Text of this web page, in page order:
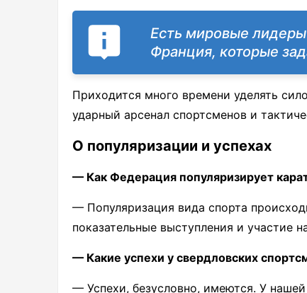
Есть мировые лидеры
Франция, которые
Приходится много времени уделять
ударный арсенал спортсменов и
О популяризации и успехах
— Как Федерация популяризирует
— Популяризация вида спорта
показательные выступления и участие
— Какие успехи у свердловских
— Успехи, безусловно, имеются. У